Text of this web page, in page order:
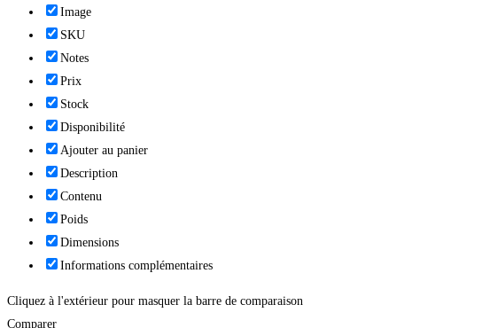
Image
SKU
Notes
Prix
Stock
Disponibilité
Ajouter au panier
Description
Contenu
Poids
Dimensions
Informations complémentaires
Cliquez à l'extérieur pour masquer la barre de comparaison
Comparer